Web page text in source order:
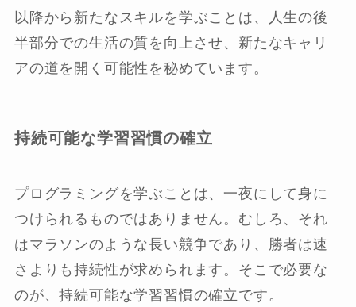
以降から新たなスキルを学ぶことは、人生の後
半部分での生活の質を向上させ、新たなキャリ
アの道を開く可能性を秘めています。
持続可能な学習習慣の確立
プログラミングを学ぶことは、一夜にして身に
つけられるものではありません。むしろ、それ
はマラソンのような長い競争であり、勝者は速
さよりも持続性が求められます。そこで必要な
のが、持続可能な学習習慣の確立です。